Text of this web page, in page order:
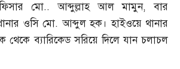
মো..আব্দুল্লাহ আল মামুন,বার
ওসি মো.আব্দুল হক। হাইওয়ে থানার
থেকে ব্যারিকেড সরিয়ে দিলে যান চলাচল